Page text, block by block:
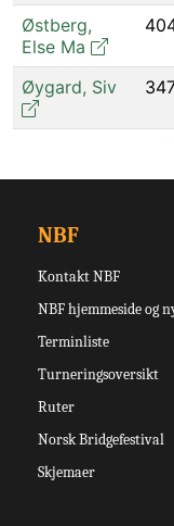
Østberg,
Else Ma
Øygard, Siv
NBF
Kontakt NBF
NBF hjemmeside og
Terminliste
Turneringsoversikt
Ruter
Norsk Bridgefestival
Skjemaer